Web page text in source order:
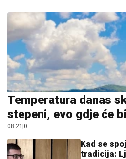
Temperatura danas
stepeni, evo gdje će
08:21 0
Kad se
tradicija: